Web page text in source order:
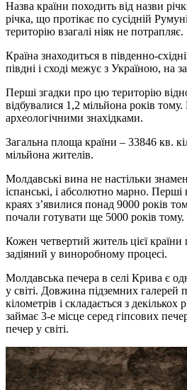
Назва країни походить від назви
річка, що протікає по сусідній
територію взагалі ніяк не потрапляє.
Країна знаходиться в південно-
півдні і сході межує з Україною, на
Перші згадки про цю територію
відбувалися 1,2 мільйона років
археологічними знахідками.
Загальна площа країни – 33846 кв.
мільйона жителів.
Молдавські вина не настільки
іспанські, і абсолютно марно.
краях з’явилися понад 9000 років
почали готувати ще 5000 років тому.
Кожен четвертий житель цієї
задіяний у виноробному процесі.
Молдавська печера в селі Крива є
у світі. Довжина підземних галерей
кілометрів і складається з
займає 3-е місце серед гіпсових
печер у світі.